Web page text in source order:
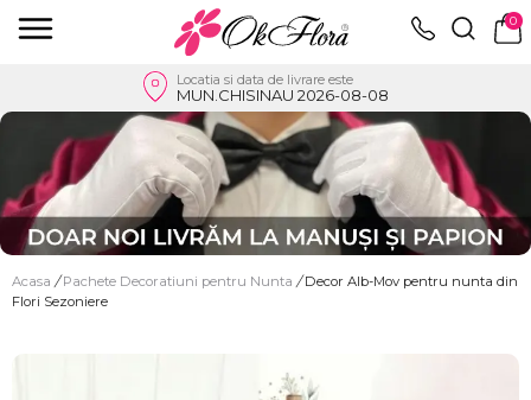
0
Locatia si data de livrare este
MUN.CHISINAU 2026-08-08
Acasa / Pachete Decoratiuni pentru Nunta / Decor Alb-Mov pentru nunta din
Flori Sezoniere